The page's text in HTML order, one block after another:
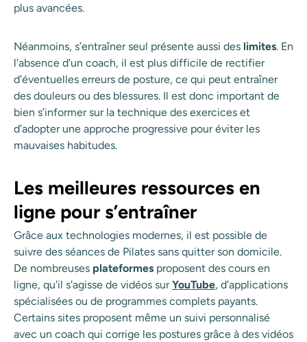
plus avancées.
Néanmoins, s’entraîner seul présente aussi des limites. En
l'absence d'un coach, il est plus difficile de rectifier
d’éventuelles erreurs de posture, ce qui peut entraîner
des douleurs ou des blessures. Il est donc important de
bien s’informer sur la technique des exercices et
d’adopter une approche progressive pour éviter les
mauvaises habitudes.
Les meilleures ressources en
ligne pour s’entraîner
Grâce aux technologies modernes, il est possible de
suivre des séances de Pilates sans quitter son domicile.
De nombreuses plateformes proposent des cours en
ligne, qu'il s'agisse de vidéos surYouTube, d’applications
spécialisées ou de programmes complets payants.
Certains sites proposent même un suivi personnalisé
avec un coach qui corrige les postures grâce à des vidéos